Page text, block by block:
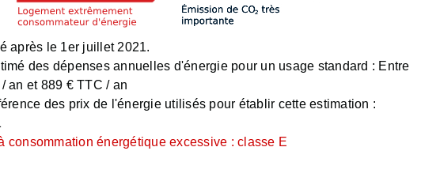
après le 1er juillet 2021.
des dépenses annuelles d'énergie pour un usage standard : Entre
an et 889 € TTC / an
des prix de l'énergie utilisés pour établir cette estimation :
consommation énergétique excessive : classe E